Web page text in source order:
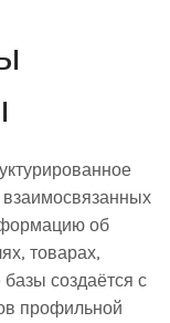
об
товарах,
создаётся с
профильной